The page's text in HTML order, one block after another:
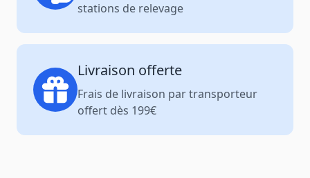
stations de relevage
Livraison offerte
Frais de livraison par transporteur
offert dès 199€